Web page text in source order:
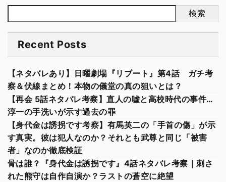
検索
Recent Posts
【ネタバレあり】日曜劇場『リブート』第4話 ガチ考
察＆伏線まとめ！本物の儀堂の真の狙いとは？
【再会 5話ネタバレ考察】直人の嘘と高校時代の事件…
淳一の手洗いが示す過去の罪
【身代金は誘拐です考察】有馬英二の「手首の傷」が示
す真実。彼は犯人なのか？それとも武尊と同じ「被害
者」なのか徹底検証
骨は誰？『身代金は誘拐です』4話ネタバレ考察｜刺さ
れた熊守は自作自演か？ラストの蒼空に絶望